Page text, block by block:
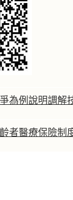
為例說明調解
者醫療保險制